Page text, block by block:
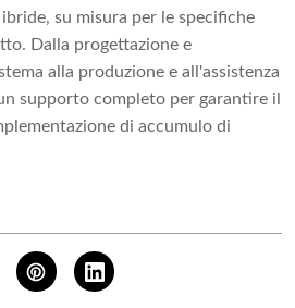
su misura per le specifiche
Dalla progettazione e
alla produzione e all'assistenza
supporto completo per garantire il
di accumulo di